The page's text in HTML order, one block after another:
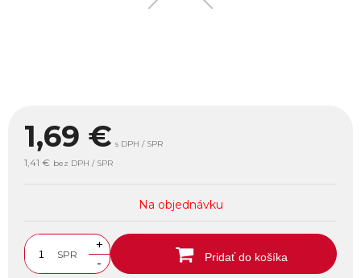
1,69 € s DPH / SPR
1,41 € bez DPH / SPR
Na objednávku
SPR
+
-
Pridať do košíka